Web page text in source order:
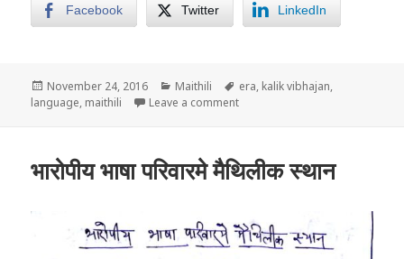
Facebook Twitter LinkedIn
Posted
on
November 24, 2016 Categories
Maithili Tags
era, kalik vibhajan,
language, maithili Leave a commenton मैथिली भाषाक कालिक विभाजन
भारोपीय भाषा परिवारमे मैथिलीक स्थान